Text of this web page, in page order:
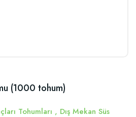
(1000 tohum)
Tohumları , Dış Mekan Süs